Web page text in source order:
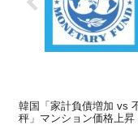
韓国「家計負債増加 vs
秤」マンション価格上昇